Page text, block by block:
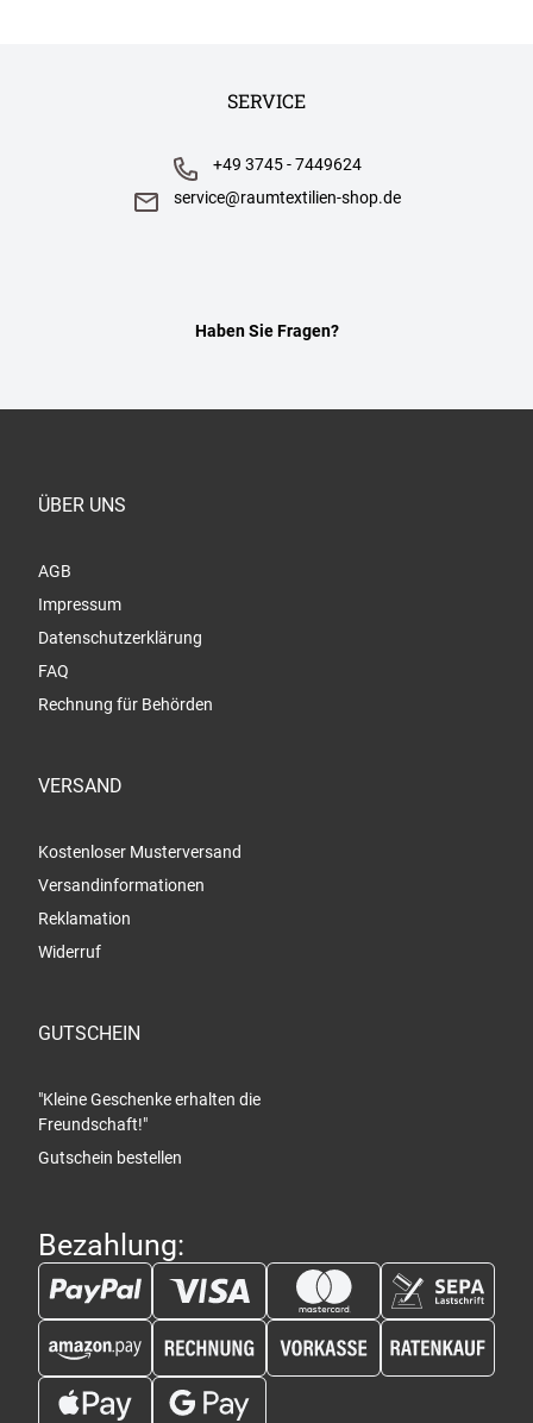
SERVICE
Haben Sie Fragen?
+49 3745 - 7449624
service@raumtextilien-shop.de
ÜBER UNS
AGB
Impressum
Datenschutzerklärung
FAQ
Rechnung für Behörden
VERSAND
Kostenloser Musterversand
Versandinformationen
Reklamation
Widerruf
GUTSCHEIN
"Kleine Geschenke erhalten die
Freundschaft!"
Gutschein bestellen
Bezahlung: